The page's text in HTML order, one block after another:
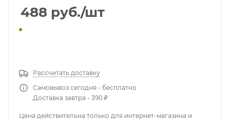
488 руб./шт
Рассчитать доставку
Самовывоз сегодня - бесплатно
Доставка завтра - 390 ₽
Цена действительна только для интернет-магазина и